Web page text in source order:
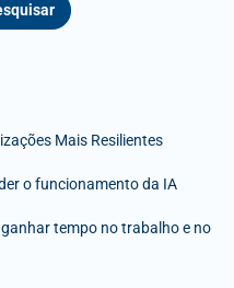
Mais Resilientes
o funcionamento da IA
tempo no trabalho e no